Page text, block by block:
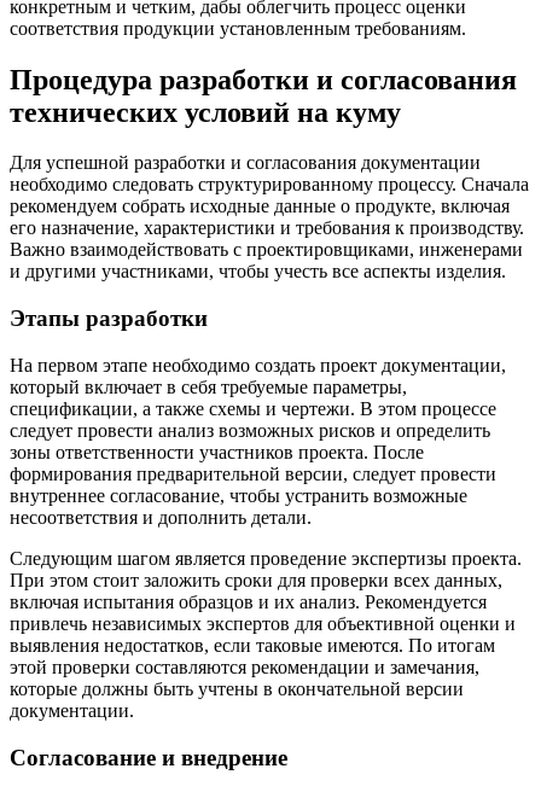
конкретным и четким, дабы облегчить процесс оценки
соответствия продукции установленным требованиям.
Процедура разработки и согласования
технических условий на куму
Для успешной разработки и согласования документации
необходимо следовать структурированному процессу. Сначала
рекомендуем собрать исходные данные о продукте, включая
его назначение, характеристики и требования к производству.
Важно взаимодействовать с проектировщиками, инженерами
и другими участниками, чтобы учесть все аспекты изделия.
Этапы разработки
На первом этапе необходимо создать проект документации,
который включает в себя требуемые параметры,
спецификации, а также схемы и чертежи. В этом процессе
следует провести анализ возможных рисков и определить
зоны ответственности участников проекта. После
формирования предварительной версии, следует провести
внутреннее согласование, чтобы устранить возможные
несоответствия и дополнить детали.
Следующим шагом является проведение экспертизы проекта.
При этом стоит заложить сроки для проверки всех данных,
включая испытания образцов и их анализ. Рекомендуется
привлечь независимых экспертов для объективной оценки и
выявления недостатков, если таковые имеются. По итогам
этой проверки составляются рекомендации и замечания,
которые должны быть учтены в окончательной версии
документации.
Согласование и внедрение